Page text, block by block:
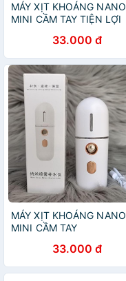
MÁY XỊT KHOÁNG NANO
MINI CẦM TAY TIỆN LỢI
33.000 đ
MÁY XỊT KHOÁNG NANO
MINI CẦM TAY
33.000 đ